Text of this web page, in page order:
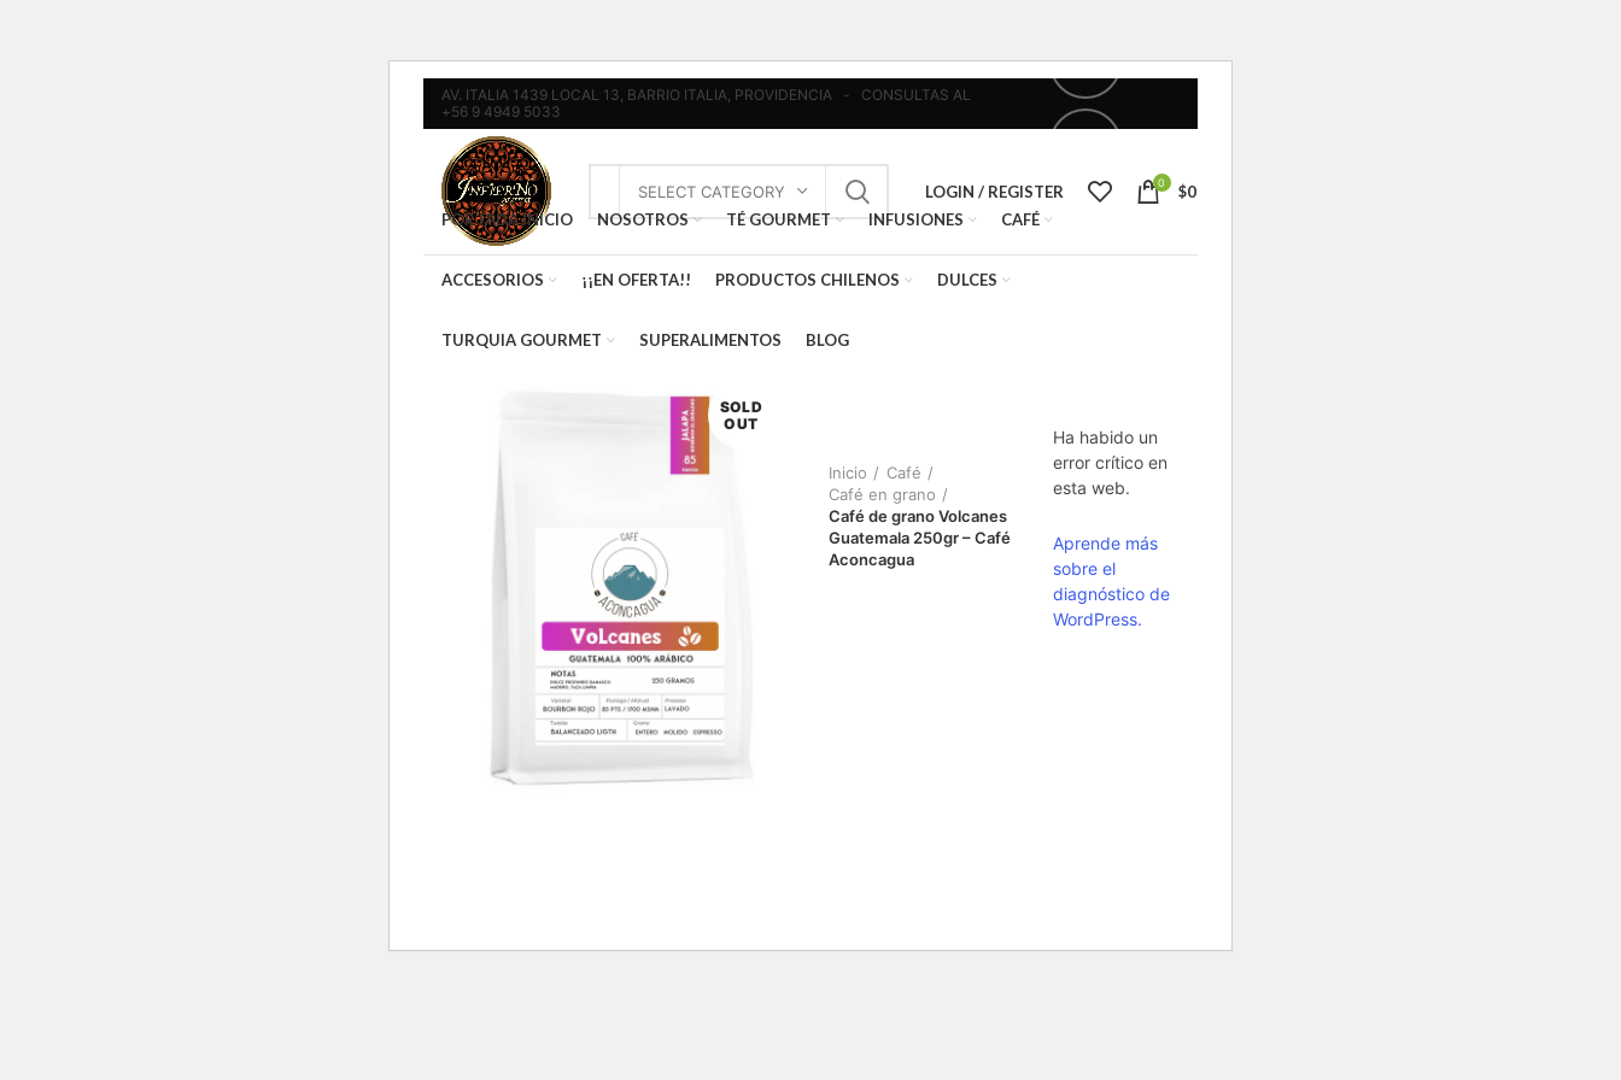
AV. ITALIA 1439 LOCAL 13, BARRIO ITALIA, PROVIDENCIA - CONSULTAS AL
+56 9 4949 5033
SELECT CATEGORY LOGIN / REGISTER 0 $0
PORTADA INICIO
NOSOTROS TÉ GOURMET INFUSIONES CAFÉ
ACCESORIOS ¡¡EN OFERTA!! PRODUCTOS CHILENOS DULCES
TURQUIA GOURMET SUPERALIMENTOS BLOG
SOLD
OUT
Inicio
Café
Café en grano
Café de grano Volcanes
Guatemala 250gr – Café
Aconcagua
Ha habido un
error crítico en
esta web.
Aprende más
sobre el
diagnóstico de
WordPress.